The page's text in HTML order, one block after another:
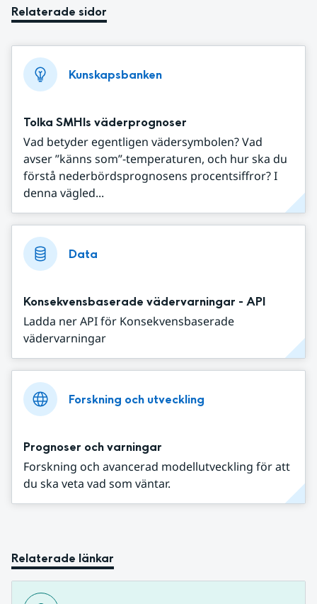
Relaterade sidor
Kunskapsbanken
Tolka SMHIs väderprognoser
Vad betyder egentligen vädersymbolen? Vad
avser ”känns som”-temperaturen, och hur ska du
förstå nederbördsprognosens procentsiffror? I
denna vägled...
Data
Konsekvensbaserade vädervarningar - API
Ladda ner API för Konsekvensbaserade
vädervarningar
Forskning och utveckling
Prognoser och varningar
Forskning och avancerad modellutveckling för att
du ska veta vad som väntar.
Relaterade länkar